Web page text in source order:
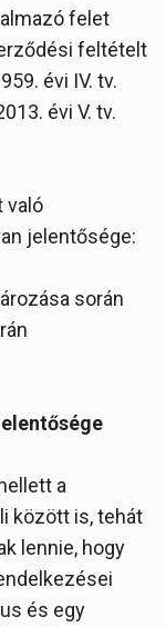
felet
feltételt
évi IV. tv.
évi V. tv.
való
jelentősége:
során
a
között is, tehát
lennie, hogy
és egy